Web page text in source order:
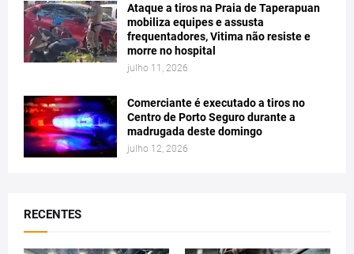
Ataque a tiros na Praia de Taperapuan
mobiliza equipes e assusta
frequentadores, Vitima não resiste e
morre no hospital
julho 11, 2026
Comerciante é executado a tiros no
Centro de Porto Seguro durante a
madrugada deste domingo
julho 12, 2026
RECENTES